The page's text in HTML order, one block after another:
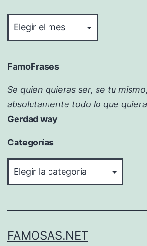
FamoFrases
Se quien quieras ser, se tu
absolutamente todo lo que
Gerdad way
Categorías
FAMOSAS.NET